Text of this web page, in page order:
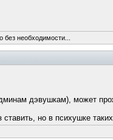
без необходимости...
дэвушкам), может
но в психушке